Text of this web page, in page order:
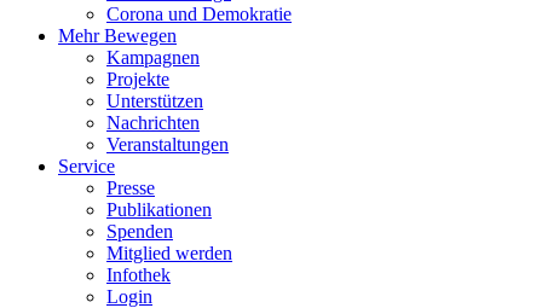
Corona und Demokratie
Mehr Bewegen
Kampagnen
Projekte
Unterstützen
Nachrichten
Veranstaltungen
Service
Presse
Publikationen
Spenden
Mitglied werden
Infothek
Login